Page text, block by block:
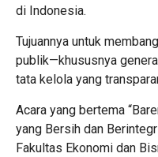
di Indonesia.
Tujuannya untuk
publik—khususnya
tata kelola yang
Acara yang bertema
yang Bersih dan
Fakultas Ekonomi dan